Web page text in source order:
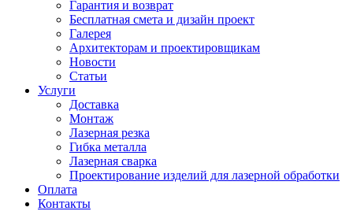
Гарантия и возврат
Бесплатная смета и дизайн проект
Галерея
Архитекторам и проектировщикам
Новости
Статьи
Услуги
Доставка
Монтаж
Лазерная резка
Гибка металла
Лазерная сварка
Проектирование изделий для лазерной обработки
Оплата
Контакты